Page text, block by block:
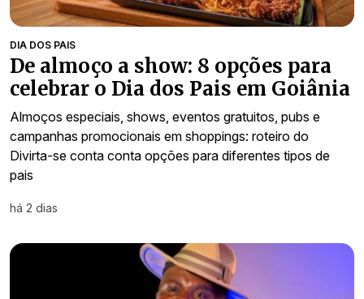
DIA DOS PAIS
De almoço a show: 8 opções para
celebrar o Dia dos Pais em Goiânia
Almoços especiais, shows, eventos gratuitos, pubs e
campanhas promocionais em shoppings: roteiro do
Divirta-se conta conta opções para diferentes tipos de
pais
há 2 dias